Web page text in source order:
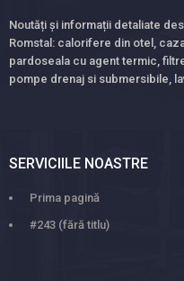
Noutăți și informații detaliate
Romstal: calorifere din otel,
pardoseala cu agent termic,
pompe drenaj si submersibile,
SERVICIILE NOASTRE
Prima pagină
#243 (fără titlu)